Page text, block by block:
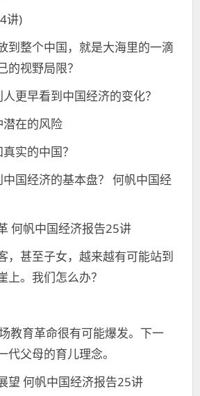
讲)
到整个中国，就是大海里的一滴
的视野局限？
更早看到中国经济的变化？
在的风险
实的中国？
国经济的基本盘？ 何帆中国经
何帆中国经济报告25讲
，甚至子女，越来越有可能站到
上。我们怎么办？
教育革命很有可能爆发。下一
父母的育儿理念。
望 何帆中国经济报告25讲